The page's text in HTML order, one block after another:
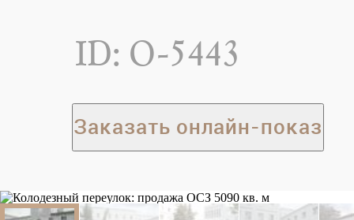
ID: O-5443
Заказать онлайн-показ